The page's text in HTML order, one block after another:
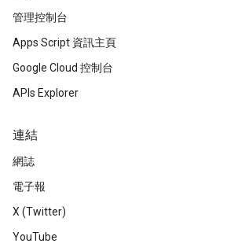
管理控制台
Apps Script 資訊主頁
Google Cloud 控制台
APIs Explorer
連結
網誌
電子報
X (Twitter)
YouTube